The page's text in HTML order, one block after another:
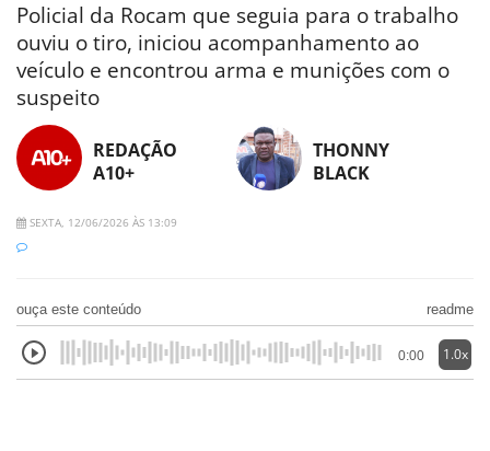
Policial da Rocam que seguia para o trabalho
ouviu o tiro, iniciou acompanhamento ao
veículo e encontrou arma e munições com o
suspeito
REDAÇÃO
A10+
THONNY
BLACK
SEXTA, 12/06/2026 ÀS 13:09
ouça este conteúdo readme
0:00 1.0x